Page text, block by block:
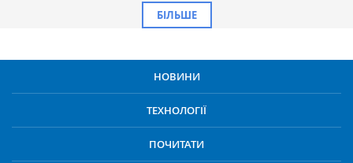
БІЛЬШЕ
НОВИНИ
ТЕХНОЛОГІЇ
ПОЧИТАТИ